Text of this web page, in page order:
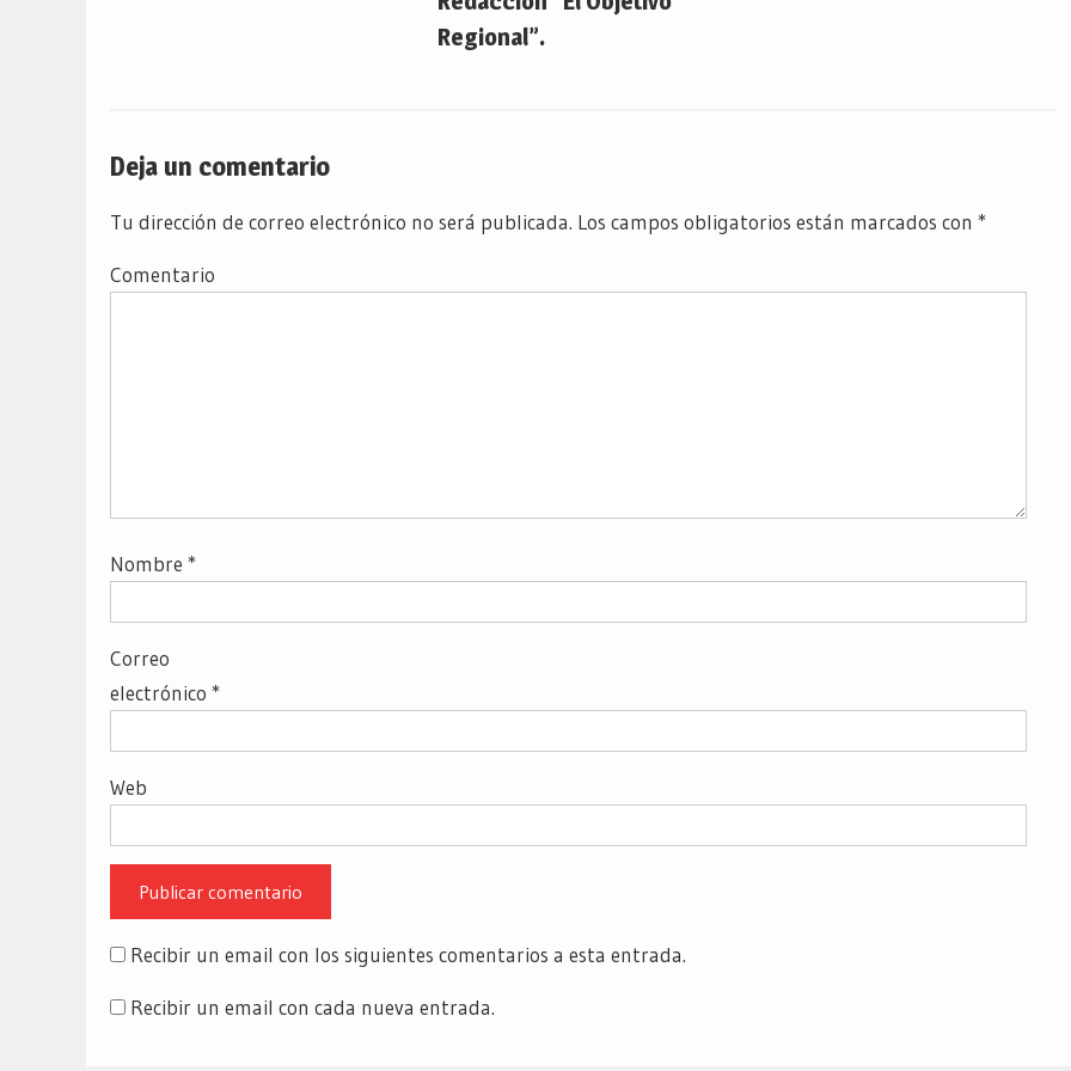
Regional”.
Deja un comentario
Tu dirección de correo electrónico no será publicada. Los campos obligatorios están marcados con *
Comentario
Nombre *
Correo
electrónico *
Web
Recibir un email con los siguientes comentarios a esta entrada.
Recibir un email con cada nueva entrada.